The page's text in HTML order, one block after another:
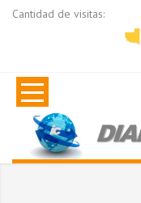
Cantidad de visitas: